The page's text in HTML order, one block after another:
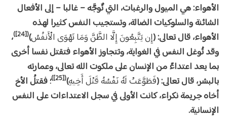
الأهواء: هي الميول والرغبات، التي تٌوجَّه – غالبا – إلى الأفعال
الشائنة والسلوكيات الضالة، وتستجيب النفس كثيرا لهذه
الأهواء، قال تعالى: (إِن يَتَّبِعُونَ إِلَّا الظَّنَّ وَمَا تَهْوَى الْأَنفُسُ)
([24])
،
وقد تُوغل النفس في الغواية، وتتجاوز الأهواء فتقتل نفسا أخرى
بما يعد اعتداءً من الإنسان على ملكوت الله تعالى، وعمارته
بالبشر، قال تعالى: (فَطَوَّعَتْ لَهُ نَفْسُهُ قَتْلَ أَخِيهِ)
([25])
؛ فقتلُ الأخ
أخاه جريمة نكراء، كانت الأولى في سجل الاعتداءات على النفس
الإنسانية.